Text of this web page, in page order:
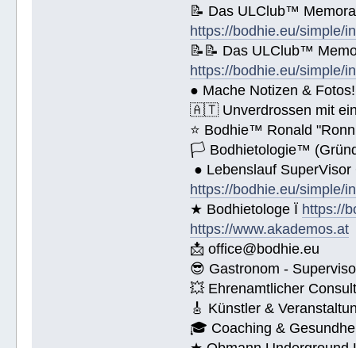
📝 Das ULClub™
https://bodhie.eu/simple/
📝📝 Das ULClub™
https://bodhie.eu/simple/
● Mache Notizen & Fotos!
🇦🇹 Unverdrossen mit
⭐️ Bodhie™ Ronald
🏳 Bodhietologie™
● Lebenslauf
https://bodhie.eu/simple/
★ Bodhietologe Ï https://
https://www.akademos.at
📩 office@bodhie.eu
😎 Gastronom -
💥 Ehrenamtlicher
🎸 Künstler &
🎓 Coaching &